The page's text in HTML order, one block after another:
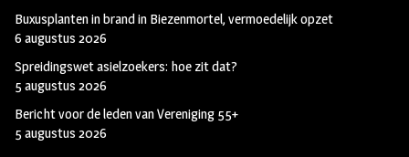
Buxusplanten in brand in Biezenmortel, vermoedelijk opzet
6 augustus 2026
Spreidingswet asielzoekers: hoe zit dat?
5 augustus 2026
Bericht voor de leden van Vereniging 55+
5 augustus 2026